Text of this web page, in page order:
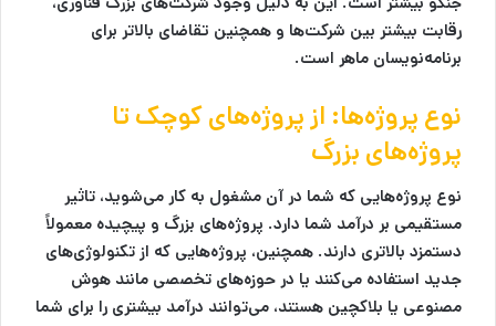
رقابت بیشتر بین شرکت‌ها و همچنین تقاضای بالاتر برای
برنامه‌نویسان ماهر است.
نوع پروژه‌ها: از پروژه‌های کوچک تا
پروژه‌های بزرگ
نوع پروژه‌هایی که شما در آن مشغول به کار می‌شوید، تاثیر
مستقیمی بر درآمد شما دارد. پروژه‌های بزرگ و پیچیده معمولاً
دستمزد بالاتری دارند. همچنین، پروژه‌هایی که از تکنولوژی‌های
جدید استفاده می‌کنند یا در حوزه‌های تخصصی مانند هوش
مصنوعی یا بلاکچین هستند، می‌توانند درآمد بیشتری را برای شما